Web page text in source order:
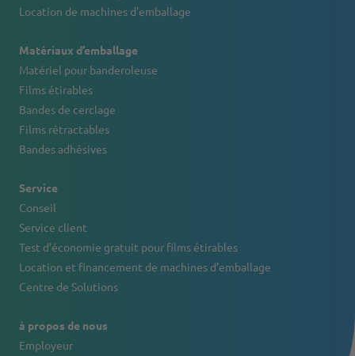
Location de machines d'emballage
Matériaux d’emballage
Matériel pour banderoleuse
Films étirables
Bandes de cerclage
Films rétractables
Bandes adhésives
Service
Conseil
Service client
Test d’économie gratuit pour films étirables
Location et financement de machines d’emballage
Centre de Solutions
à propos de nous
Employeur